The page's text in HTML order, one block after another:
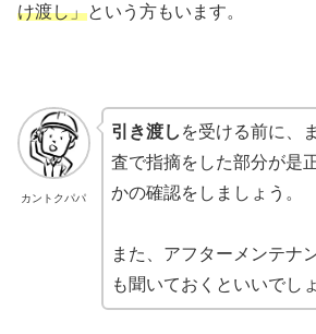
け渡し」という方もいます。
カントクパパ
引き渡し を受ける前に、
査で指摘をした部分が是
かの確認をしましょう。
また、アフターメンテナ
も聞いておくといいでしょ